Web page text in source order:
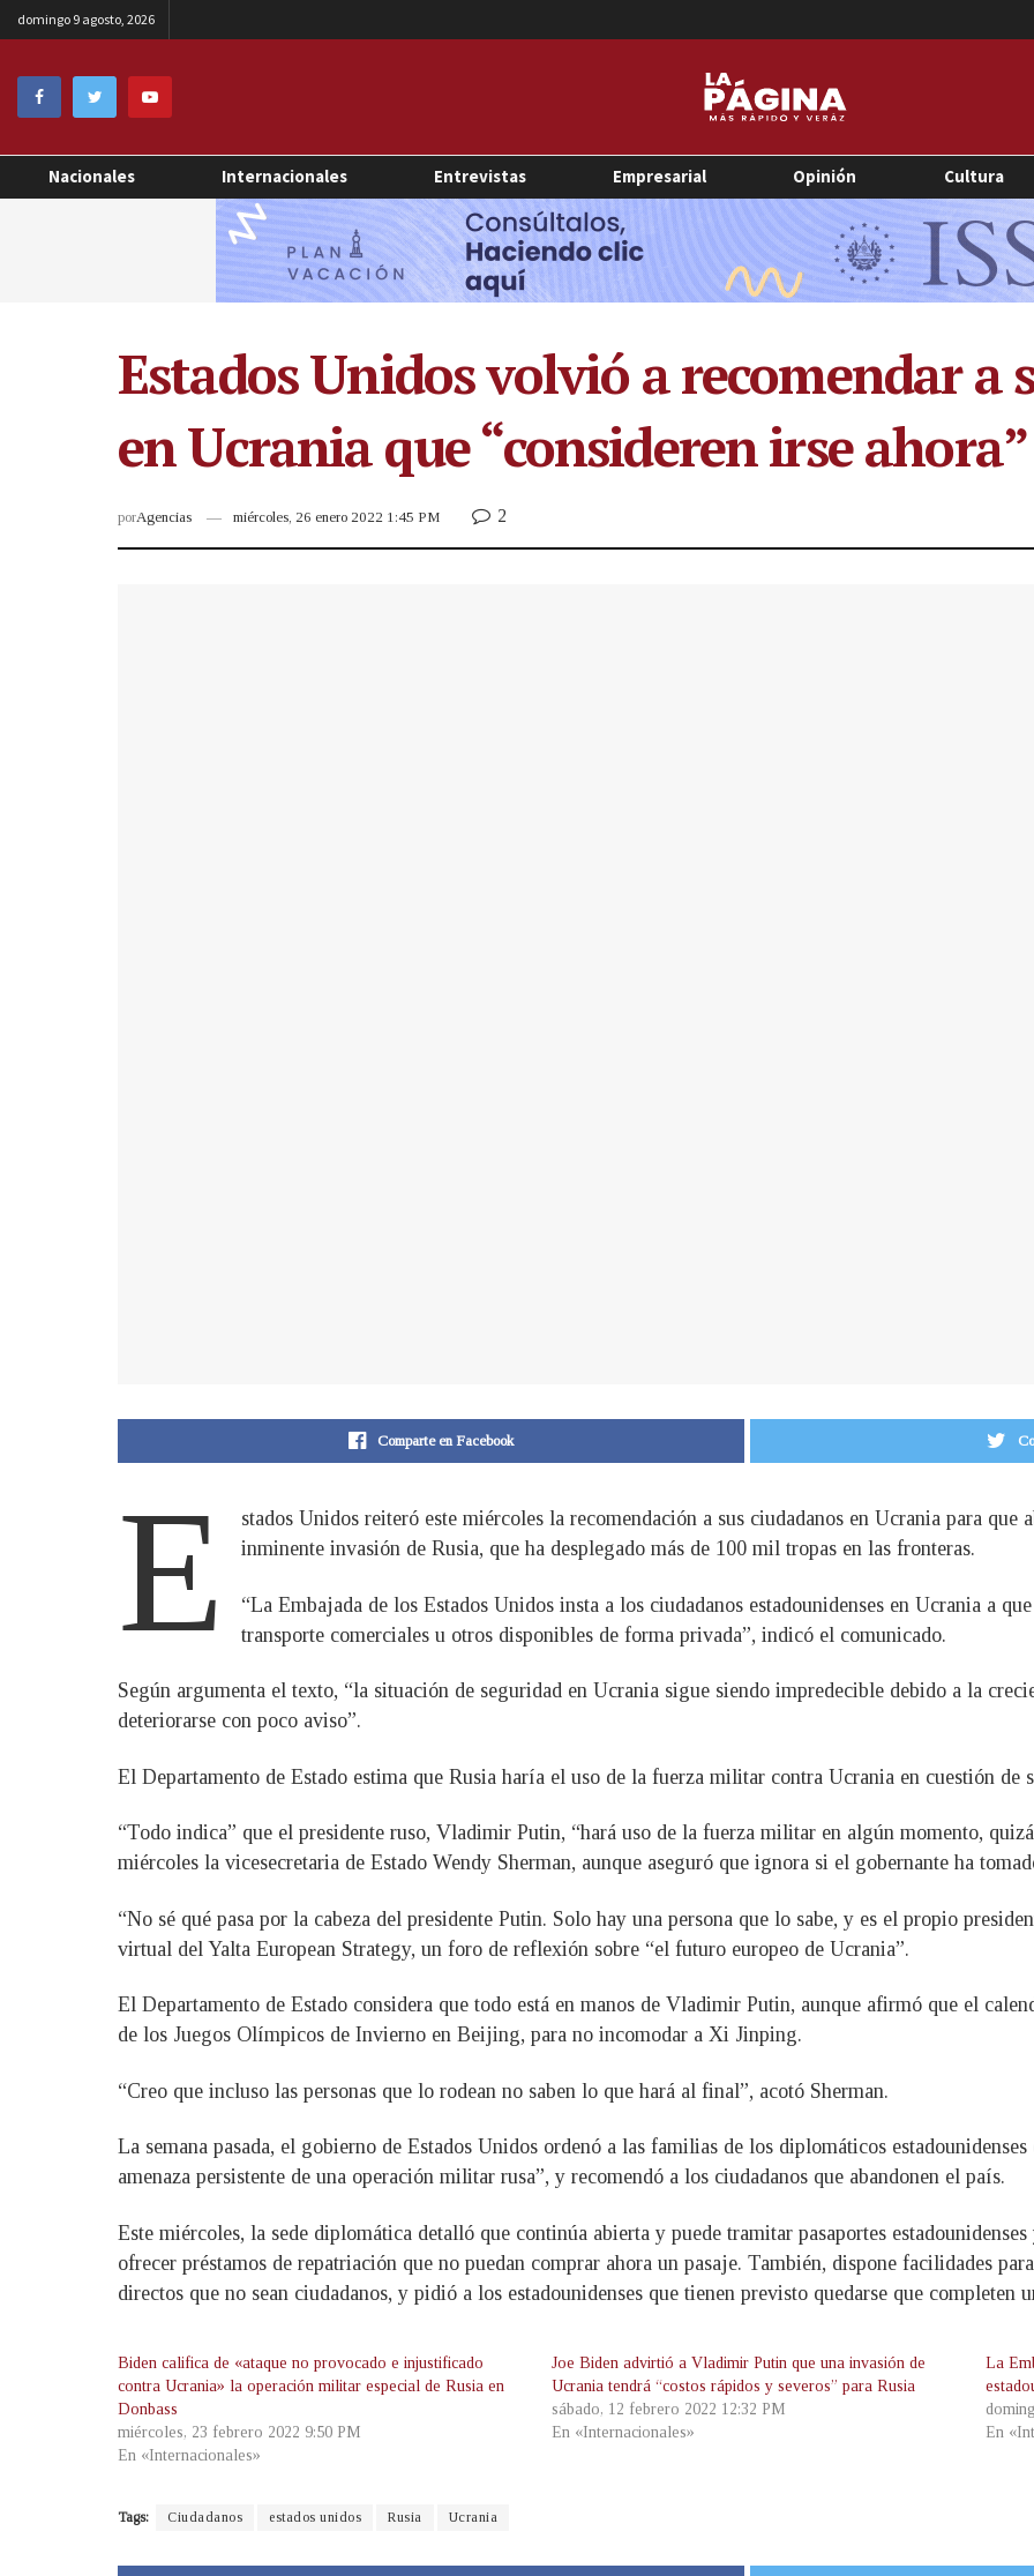
domingo 9 agosto, 2026
Nacionales Internacionales Entrevistas Empresarial Opinión Cultura
Estados Unidos volvió a recomendar a
en Ucrania que “consideren irse ahora”
porAgencias miércoles, 26 enero 2022 1:45 PM 2
Comparte en Facebook
E
stados Unidos reiteró este miércoles la recomendación a sus ciudadanos en Ucrania para que
inminente invasión de Rusia, que ha desplegado más de 100 mil tropas en las fronteras.
“La Embajada de los Estados Unidos insta a los ciudadanos estadounidenses en Ucrania a
transporte comerciales u otros disponibles de forma privada”, indicó el comunicado.
Según argumenta el texto, “la situación de seguridad en Ucrania sigue siendo impredecible debido a la
deteriorarse con poco aviso”.
El Departamento de Estado estima que Rusia haría el uso de la fuerza militar contra Ucrania en cuestión de
“Todo indica” que el presidente ruso, Vladimir Putin, “hará uso de la fuerza militar en algún momento,
miércoles la vicesecretaria de Estado Wendy Sherman, aunque aseguró que ignora si el gobernante ha
“No sé qué pasa por la cabeza del presidente Putin. Solo hay una persona que lo sabe, y es el propio
virtual del Yalta European Strategy, un foro de reflexión sobre “el futuro europeo de Ucrania”.
El Departamento de Estado considera que todo está en manos de Vladimir Putin, aunque afirmó que el
de los Juegos Olímpicos de Invierno en Beijing, para no incomodar a Xi Jinping.
“Creo que incluso las personas que lo rodean no saben lo que hará al final”, acotó Sherman.
La semana pasada, el gobierno de Estados Unidos ordenó a las familias de los diplomáticos
amenaza persistente de una operación militar rusa”, y recomendó a los ciudadanos que abandonen el país.
Este miércoles, la sede diplomática detalló que continúa abierta y puede tramitar pasaportes
ofrecer préstamos de repatriación que no puedan comprar ahora un pasaje. También, dispone facilidades
directos que no sean ciudadanos, y pidió a los estadounidenses que tienen previsto quedarse que completen
Biden califica de «ataque no provocado e injustificado
contra Ucrania» la operación militar especial de Rusia en
Donbass
miércoles, 23 febrero 2022 9:50 PM
En «Internacionales»
Joe Biden advirtió a Vladimir Putin que una invasión de
Ucrania tendrá “costos rápidos y severos” para Rusia
sábado, 12 febrero 2022 12:32 PM
En «Internacionales»
La
En
Tags: Ciudadanos estados unidos Rusia Ucrania